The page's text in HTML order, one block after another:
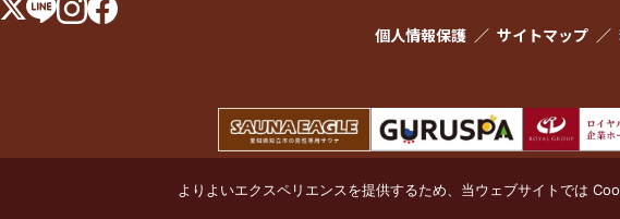
個人情報保護 ／ サイトマップ ／
© EAGLE BOWL All
よりよいエクスペリエンスを提供するため、当ウェブサイトでは